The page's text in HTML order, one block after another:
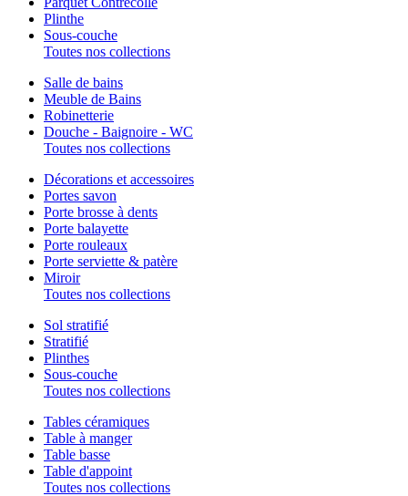
Plinthe
Sous-couche
Toutes nos collections
Salle de bains
Meuble de Bains
Robinetterie
Douche - Baignoire - WC
Toutes nos collections
Décorations et accessoires
Portes savon
Porte brosse à dents
Porte balayette
Porte rouleaux
Porte serviette & patère
Miroir
Toutes nos collections
Sol stratifié
Stratifié
Plinthes
Sous-couche
Toutes nos collections
Tables céramiques
Table à manger
Table basse
Table d'appoint
Toutes nos collections